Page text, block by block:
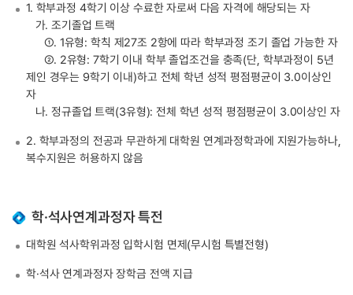
1. 학부과정 4학기 이상 수료한 자로써 다음 자격에 해당되는 자
가. 조기졸업 트랙
①. 1유형: 학칙 제27조 2항에 따라 학부과정 조기 졸업 가능한 자
②. 2유형: 7학기 이내 학부 졸업조건을 충족(단, 학부과정이 5년
제인 경우는 9학기 이내)하고 전체 학년 성적 평점평균이 3.0이상인
자
나. 정규졸업 트랙(3유형): 전체 학년 성적 평점평균이 3.0이상인 자
2. 학부과정의 전공과 무관하게 대학원 연계과정학과에 지원가능하나,
복수지원은 허용하지 않음
학·석사연계과정자 특전
대학원 석사학위과정 입학시험 면제(무시험 특별전형)
학·석사 연계과정자 장학금 전액 지급